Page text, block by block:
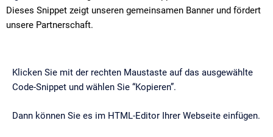
Dieses Snippet zeigt unseren gemeinsamen Banner und fördert
unsere Partnerschaft.
Klicken Sie mit der rechten Maustaste auf das ausgewählte
Code-Snippet und wählen Sie “Kopieren”.
Dann können Sie es im HTML-Editor Ihrer Webseite einfügen.